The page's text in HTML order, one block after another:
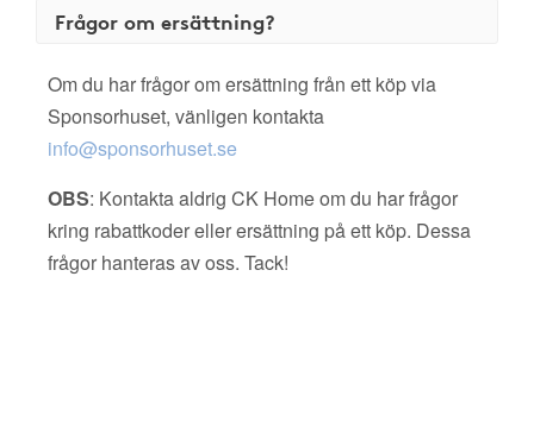
Frågor om ersättning?
Om du har frågor om ersättning från ett köp via
Sponsorhuset, vänligen kontakta
info@sponsorhuset.se
OBS: Kontakta aldrig CK Home om du har frågor
kring rabattkoder eller ersättning på ett köp. Dessa
frågor hanteras av oss. Tack!